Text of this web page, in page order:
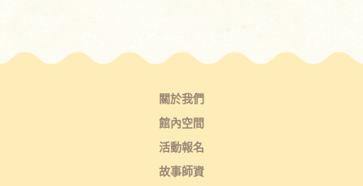
關於我們
館內空間
活動報名
故事師資